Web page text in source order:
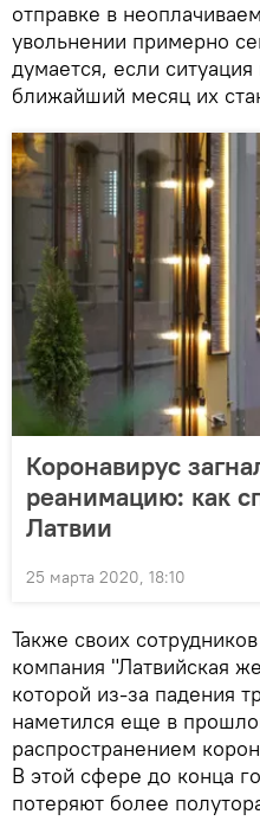
отправке в
увольнении примерно
думается, если
ближайший месяц их
Коронавирус
реанимацию: как
Латвии
25 марта 2020, 18:10
Также своих
компания "Латвийская
которой из-за падения
наметился еще в
распространением
В этой сфере до конца
потеряют более